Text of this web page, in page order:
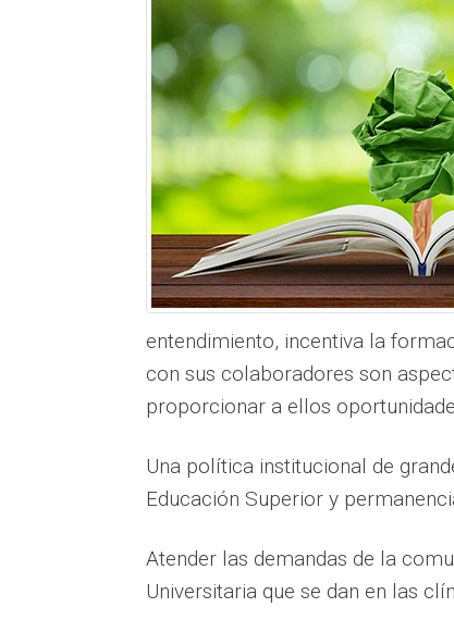
entendimiento, incentiva la
con sus colaboradores son
proporcionar a ellos
Una política institucional de
Educación Superior y
Atender las demandas de la
Universitaria que se dan en las